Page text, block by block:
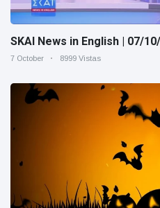
SKAI News in English | 07/
7 October 8999 Vistas